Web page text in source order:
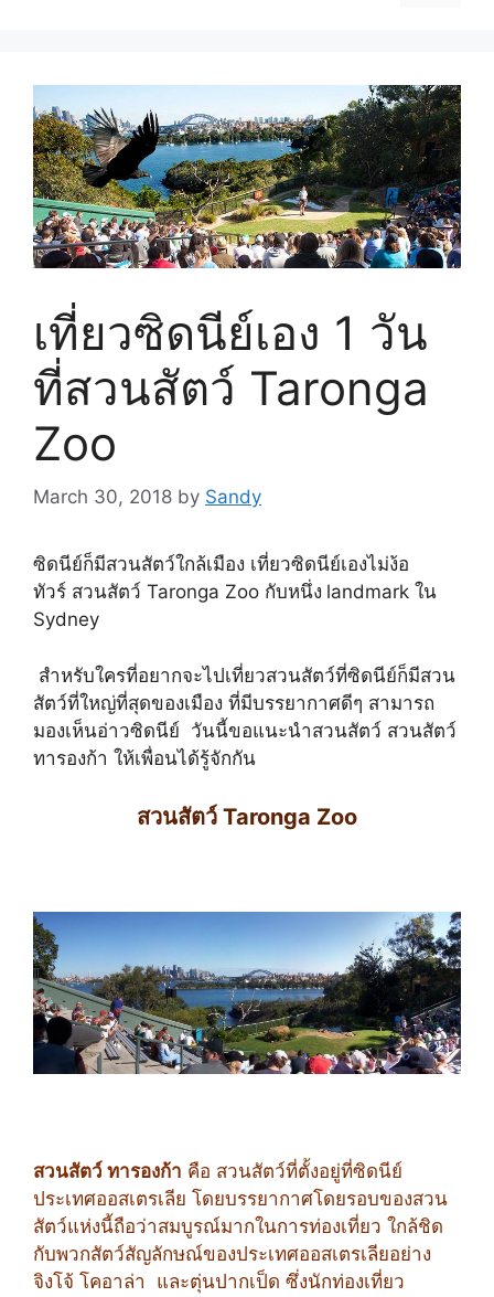
เที่ยวซิดนีย์เอง 1 วัน
ที่สวนสัตว์ Taronga
Zoo
March 30, 2018 by Sandy
ซิดนีย์ก็มีสวนสัตว์ใกล้เมือง เที่ยวซิดนีย์เองไม่ง้อ
ทัวร์ สวนสัตว์ Taronga Zoo กับหนึ่ง landmark ใน
Sydney
สำหรับใครที่อยากจะไปเที่ยวสวนสัตว์ที่ซิดนีย์ก็มีสวน
สัตว์ที่ใหญ่ที่สุดของเมือง ที่มีบรรยากาศดีๆ สามารถ
มองเห็นอ่าวซิดนีย์ วันนี้ขอแนะนำสวนสัตว์ สวนสัตว์
ทารองก้า ให้เพื่อนได้รู้จักกัน
สวนสัตว์ Taronga Zoo
สวนสัตว์ ทารองก้า คือ สวนสัตว์ที่ตั้งอยู่ที่ซิดนีย์
ประเทศออสเตรเลีย โดยบรรยากาศโดยรอบของสวน
สัตว์แห่งนี้ถือว่าสมบูรณ์มากในการท่องเที่ยว ใกล้ชิด
กับพวกสัตว์สัญลักษณ์ของประเทศออสเตรเลียอย่าง
จิงโจ้ โคอาล่า และตุ่นปากเป็ด ซึ่งนักท่องเที่ยว